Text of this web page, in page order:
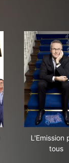
L'Emission
tous